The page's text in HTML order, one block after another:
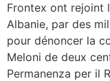
Frontex ont rejoint
Albanie, par des
pour dénoncer la
Meloni de deux
Permanenza per il